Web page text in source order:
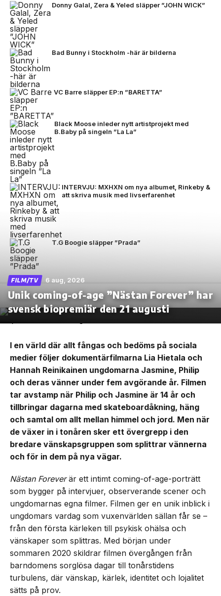
Donny Galal, Zera & Yeled släpper ”JOHN WICK”
Bad Bunny i Stockholm -här är bilderna
VC Barre släpper EP:n ”BARETTA”
Black Moose inleder nytt artistprojekt med
B.Baby på singeln ”La La”
INTERVJU: MXHXN om nya albumet, Rinkeby &
att skriva musik med livserfarenhet
T.G Boogie släpper ”Prada”
FILM/TV 6 aug, 2026
Unik coming-of-age ”Nästan Forever” har
svensk biopremiär den 21 augusti
I en värld där allt fångas och bedöms på sociala
medier följer dokumentärfilmarna Lia Hietala och
Hannah Reinikainen ungdomarna Jasmine, Philip
och deras vänner under fem avgörande år. Filmen
tar avstamp när Philip och Jasmine är 14 år och
tillbringar dagarna med skateboardåkning, häng
och samtal om allt mellan himmel och jord. Men när
de växer in i tonåren sker ett övergrepp i den
bredare vänskapsgruppen som splittrar vännerna
och för in dem på nya vägar.
Nästan Foreverär ett intimt coming-of-age-porträtt
som bygger på intervjuer, observerande scener och
ungdomarnas egna filmer. Filmen ger en unik inblick i
ungdomars vardag som vuxenvärlden sällan får se –
från den första kärleken till psykisk ohälsa och
vänskaper som splittras. Med början under
sommaren 2020 skildrar filmen övergången från
barndomens sorglösa dagar till tonårstidens
turbulens, där vänskap, kärlek, identitet och lojalitet
sätts på prov.